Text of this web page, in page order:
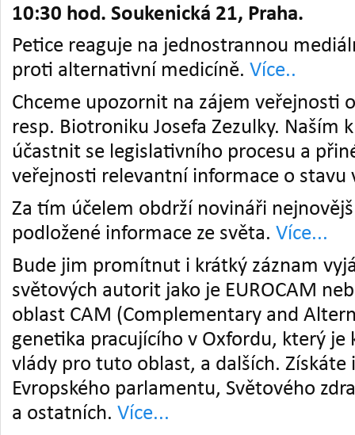
10:30 hod. Soukenická 21, Praha.
Petice reaguje na jednostrannou
proti alternativní medicíně. Více..
Chceme upozornit na zájem veřejnosti
resp. Biotroniku Josefa Zezulky. Naším
účastnit se legislativního procesu a
veřejnosti relevantní informace o stavu
Za tím účelem obdrží novináři
podložené informace ze světa. Více...
Bude jim promítnut i krátký záznam
světových autorit jako je EUROCAM
oblast CAM (Complementary and
genetika pracujícího v Oxfordu, který
vlády pro tuto oblast, a dalších. Získáte
Evropského parlamentu, Světového
a ostatních. Více...